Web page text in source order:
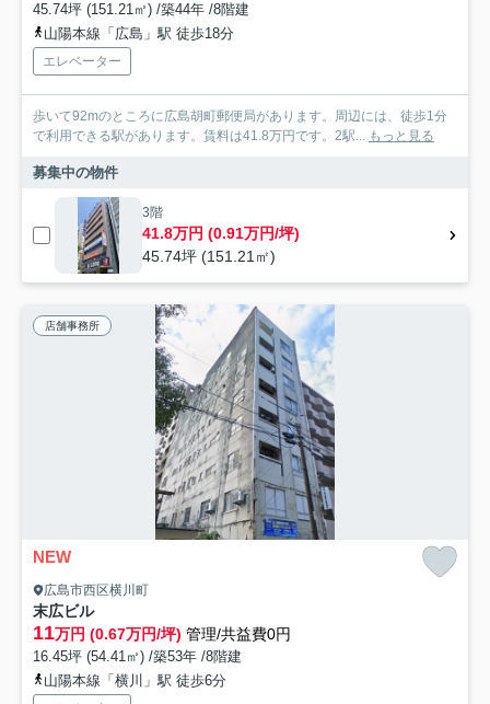
45.74坪 (151.21㎡) /築44年 /8階建
山陽本線「広島」駅 徒歩18分
エレベーター
歩いて92mのところに広島胡町郵便局があります。周辺には、徒歩1分
で利用できる駅があります。賃料は41.8万円です。2駅... もっと見る
募集中の物件
3階
41.8万円 (0.91万円/坪)
45.74坪 (151.21㎡)
店舗事務所
NEW
広島市西区横川町
末広ビル
11万円 (0.67万円/坪) 管理/共益費0円
16.45坪 (54.41㎡) /築53年 /8階建
山陽本線「横川」駅 徒歩6分